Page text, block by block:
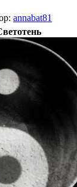
: annabat81